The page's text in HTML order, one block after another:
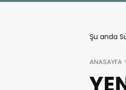
Şu anda
ANASAYFA